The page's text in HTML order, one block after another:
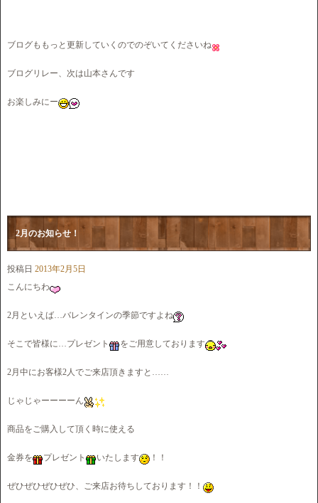
ブログももっと更新していくのでのぞいてくださいね
ブログリレー、次は山本さんです
お楽しみにー
2月のお知らせ！
投稿日 2013年2月5日
こんにちわ
2月といえば…バレンタインの季節ですよね
そこで皆様に…プレゼント をご用意しております
2月中にお客様2人でご来店頂きますと……
じゃじゃーーーーん
商品をご購入して頂く時に使える
金券を プレゼント いたします ！！
ぜひぜひぜひぜひ、ご来店お待ちしております！！